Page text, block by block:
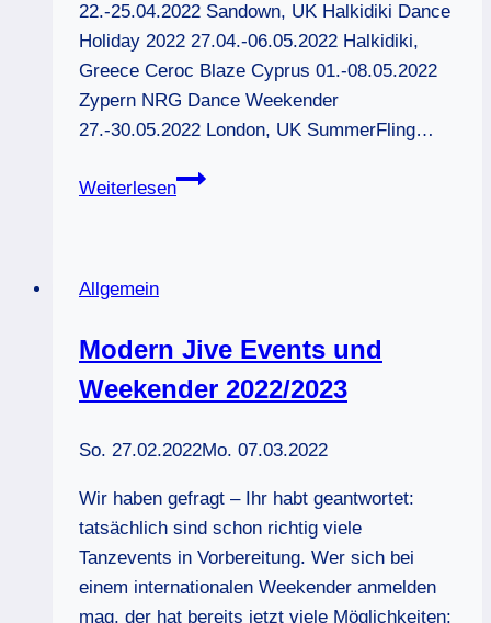
22.-25.04.2022 Sandown, UK Halkidiki Dance
Holiday 2022 27.04.-06.05.2022 Halkidiki,
Greece Ceroc Blaze Cyprus 01.-08.05.2022
Zypern NRG Dance Weekender
27.-30.05.2022 London, UK SummerFling…
Weiterlesen
Übersicht
Weekender
2022/2023
Allgemein
Modern Jive Events und
Weekender 2022/2023
So. 27.02.2022Mo. 07.03.2022
Wir haben gefragt – Ihr habt geantwortet:
tatsächlich sind schon richtig viele
Tanzevents in Vorbereitung. Wer sich bei
einem internationalen Weekender anmelden
mag, der hat bereits jetzt viele Möglichkeiten: